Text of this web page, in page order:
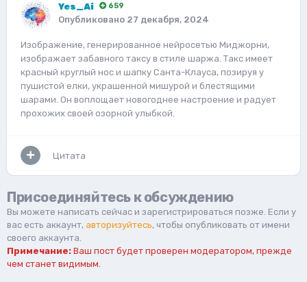
Yes_Ai 659
Опубликовано 27 декабря, 2024
Изображение, генерированное нейросетью Миджорни,
изображает забавного таксу в стиле шаржа. Такс имеет
красный круглый нос и шапку Санта-Клауса, позируя у
пушистой елки, украшенной мишурой и блестящими
шарами. Он воплощает новогоднее настроение и радует
прохожих своей озорной улыбкой.
Цитата
Присоединяйтесь к обсуждению
Вы можете написать сейчас и зарегистрироваться позже. Если у
вас есть аккаунт, авторизуйтесь, чтобы опубликовать от имени
своего аккаунта.
Примечание: Ваш пост будет проверен модератором, прежде
чем станет видимым.